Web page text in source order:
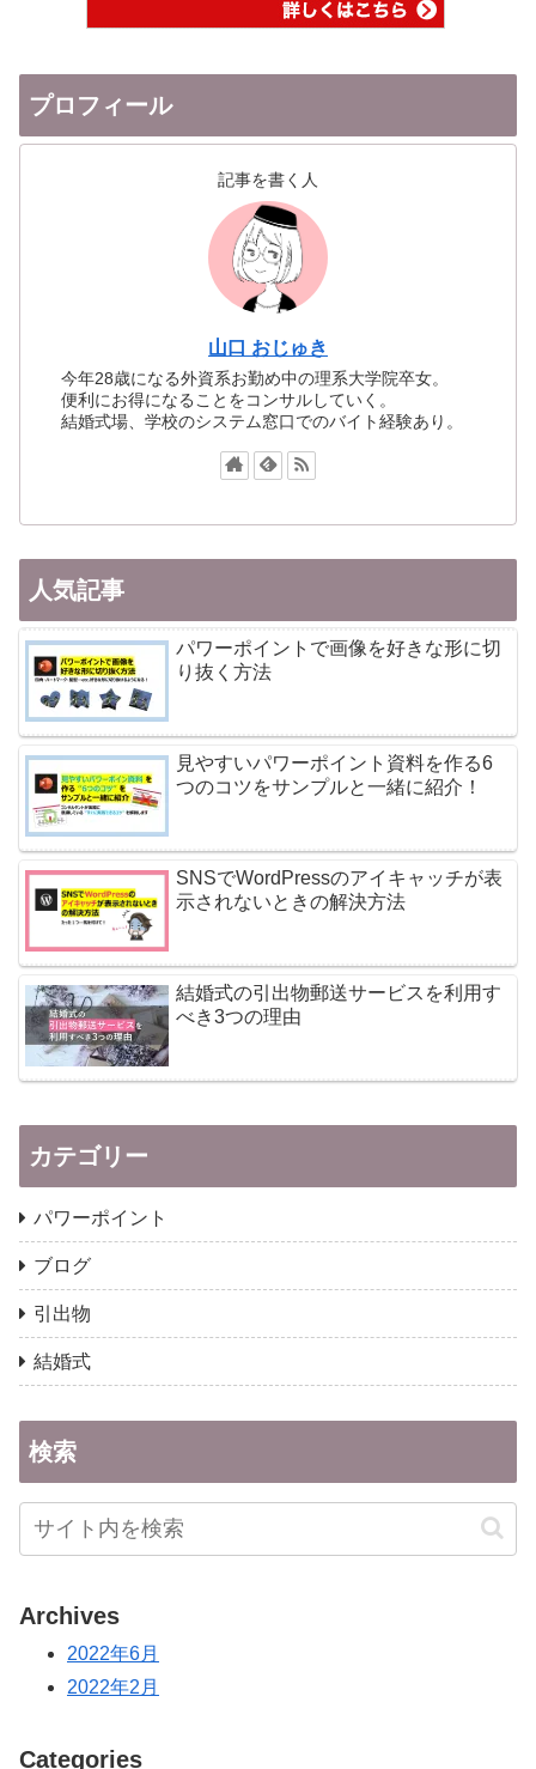
プロフィール
記事を書く人
山口 おじゅき
今年28歳になる外資系お勤め中の理系大学院卒女。
便利にお得になることをコンサルしていく。
結婚式場、学校のシステム窓口でのバイト経験あり。
人気記事
パワーポイントで画像を好きな形に切
り抜く方法
見やすいパワーポイント資料を作る6
つのコツをサンプルと一緒に紹介！
SNSでWordPressのアイキャッチが表
示されないときの解決方法
結婚式の引出物郵送サービスを利用す
べき3つの理由
カテゴリー
パワーポイント
ブログ
引出物
結婚式
検索
Archives
2022年6月
2022年2月
Categories